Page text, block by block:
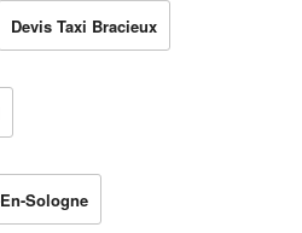
Devis Taxi Bracieux
Sologne